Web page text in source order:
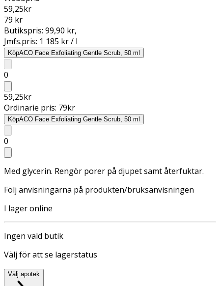
59,25kr
79 kr
Butikspris: 99,90 kr,
Jmfs.pris: 1 185 kr / l
KöpACO Face Exfoliating Gentle Scrub, 50 ml
0
59,25kr
Ordinarie pris: 79kr
KöpACO Face Exfoliating Gentle Scrub, 50 ml
0
Med glycerin. Rengör porer på djupet samt återfuktar.
Följ anvisningarna på produkten/bruksanvisningen
I lager online
Ingen vald butik
Välj för att se lagerstatus
Välj apotek